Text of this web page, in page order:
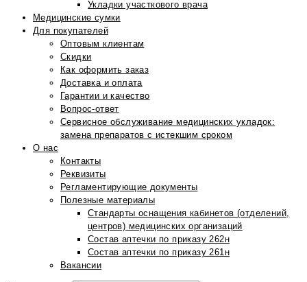
Укладки участкового врача
Медицинские сумки
Для покупателей
Оптовым клиентам
Скидки
Как оформить заказ
Доставка и оплата
Гарантии и качество
Вопрос-ответ
Сервисное обслуживание медицинских укладок:
замена препаратов с истекшим сроком
О нас
Контакты
Реквизиты
Регламентирующие документы
Полезные материалы
Стандарты оснащения кабинетов (отделений,
центров) медицинских организаций
Состав аптечки по приказу 262н
Состав аптечки по приказу 261н
Вакансии